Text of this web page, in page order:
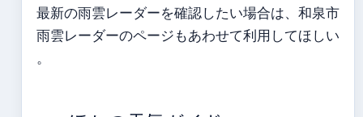
最新の雨雲レーダーを確認したい場合は、和泉市
雨雲レーダーのページもあわせて利用してほしい
。